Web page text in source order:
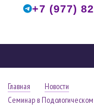
+7 (977)
Главная
Новости
Семинар в